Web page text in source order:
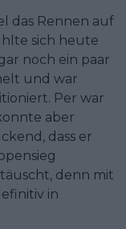
das Rennen auf
sich heute
noch ein paar
und war
Per war
aber
dass er
denn mit
in